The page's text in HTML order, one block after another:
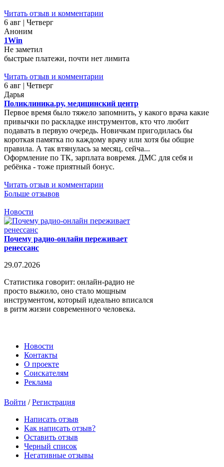
Читать отзыв и комментарии
6 авг | Четверг
Аноним
1Win
Не заметил
быстрые платежи, почти нет лимита
Читать отзыв и комментарии
6 авг | Четверг
Дарья
Поликлиника.ру, медицинский центр
Первое время было тяжело запомнить, у какого врача какие
привычки по раскладке инструментов, кто что любит
подавать в первую очередь. Новичкам пригодилась бы
короткая памятка по каждому врачу или хотя бы общие
правила. А так втянулась за месяц, сейча...
Оформление по ТК, зарплата вовремя. ДМС для себя и
ребёнка - тоже приятный бонус.
Читать отзыв и комментарии
Больше отзывов
Новости
Почему радио-онлайн переживает
ренессанс
29.07.2026
Статистика говорит: онлайн-радио не
просто выжило, оно стало мощным
инструментом, который идеально вписался
в ритм жизни современного человека.
Новости
Контакты
О проекте
Соискателям
Реклама
Войти /Регистрация
Написать отзыв
Как написать отзыв?
Оставить отзыв
Черный список
Негативные отзывы